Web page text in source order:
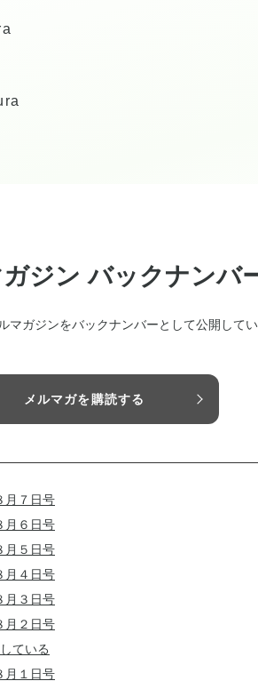
ジン バックナンバ
マガジンをバックナンバーとして公開して
メルマガを購読する
月７日号
月６日号
月５日号
月４日号
月３日号
月２日号
ている
月１日号